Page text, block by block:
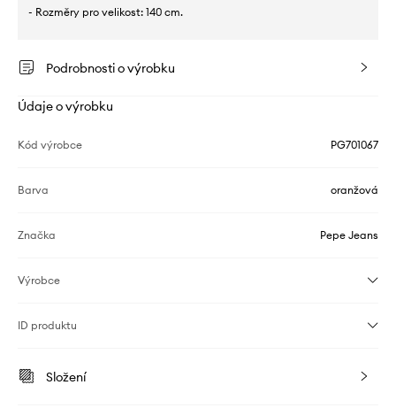
- Rozměry pro velikost: 140 cm.
Podrobnosti o výrobku
Údaje o výrobku
Kód výrobce PG701067
Barva oranžová
Značka Pepe Jeans
Výrobce
ID produktu
Složení